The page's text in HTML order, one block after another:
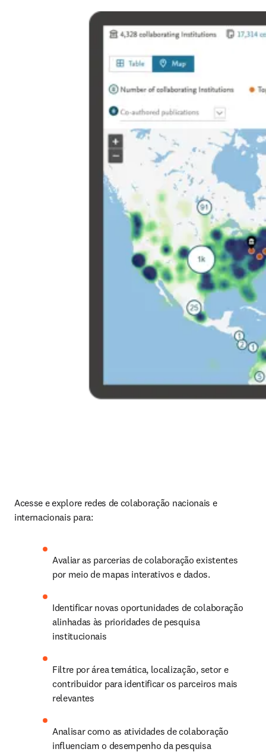
Acesse e explore redes de colaboração nacionais e
internacionais para:
Avaliar as parcerias de colaboração existentes
por meio de mapas interativos e dados.
Identificar novas oportunidades de colaboração
alinhadas às prioridades de pesquisa
institucionais
Filtre por área temática, localização, setor e
contribuidor para identificar os parceiros mais
relevantes
Analisar como as atividades de colaboração
influenciam o desempenho da pesquisa